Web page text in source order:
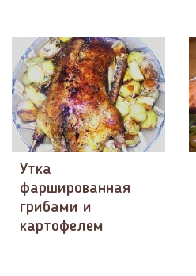
Утка
фаршированная
грибами и
картофелем